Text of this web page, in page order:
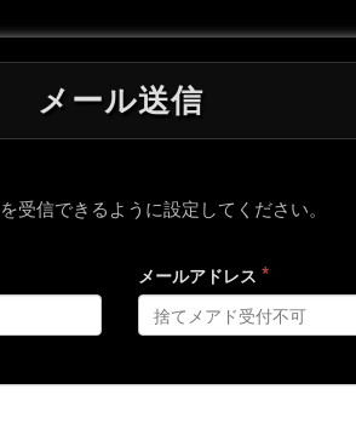
メール送信
受信できるように設定してください。
メールアドレス *